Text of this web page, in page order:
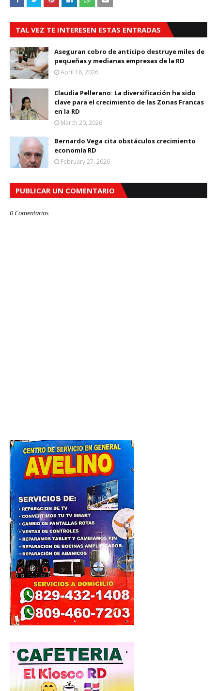
TAL VEZ TE INTERESEN ESTAS ENTRADAS
Aseguran cobro de anticipo destruye miles de
pequeñas y medianas empresas de la RD
April 16, 2026
Claudia Pellerano: La diversificación ha sido
clave para el crecimiento de las Zonas Francas
en la RD
March 20, 2026
Bernardo Vega cita obstáculos crecimiento
economía RD
February 27, 2026
PUBLICAR UN COMENTARIO
0 Comentarios